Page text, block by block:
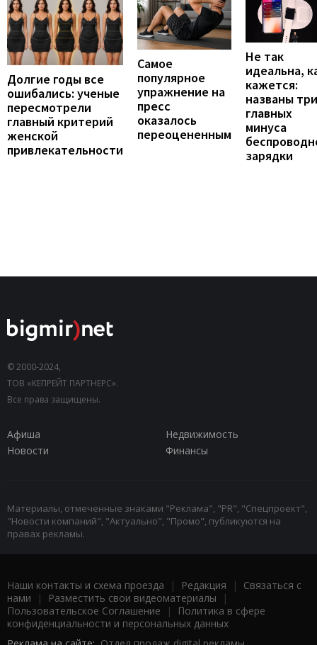
Долгие годы все
ошибались: ученые
пересмотрели
главный критерий
женской
привлекательности
Самое
популярное
упражнение на
пресс
оказалось
переоцененным
Не так
идеальна,
кажется:
названы три
главных
минуса
зарядки
© 2000-2024,
ТОВ «КЕПРЕЙТ ПАРТНЕРС».
Все права защищены.
Афиша
Недвижимость
Новости
Финансы
Материалы, отмеченные знаками "Реклама", "PR", "Спецпроект",
"Новости компаний", "Актуально", "Промо", публикуются на
правах рекламы.
Наши контакты и схема проезда | Редакция | Связаться с
нами | Разместить свои видеоматериалы |
Пользовательское Соглашение |
Политика в сфере
конфиденциальности и персональных данных